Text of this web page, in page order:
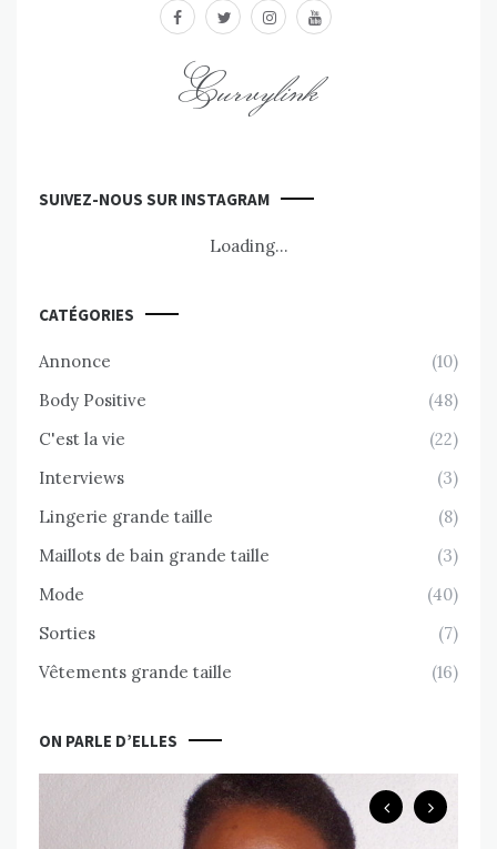
facebooktwitterinstagram
youtube
Curvylink
SUIVEZ-NOUS SUR INSTAGRAM
Loading...
CATÉGORIES
Annonce
(10)
Body Positive
(48)
C'est la vie
(22)
Interviews
(3)
Lingerie grande taille
(8)
Maillots de bain grande taille
(3)
Mode
(40)
Sorties
(7)
Vêtements grande taille
(16)
ON PARLE D’ELLES